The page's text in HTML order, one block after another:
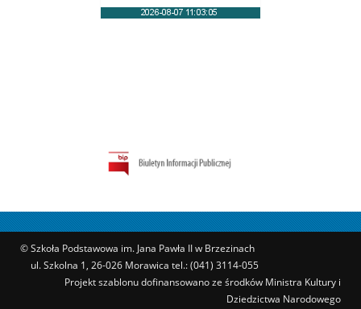
© Szkoła Podstawowa im. Jana Pawła II w Brzezinach
ul. Szkolna 1, 26-026 Morawica tel.: (041) 3114-055
Projekt szablonu dofinansowano ze środków Ministra Kultury i
Dziedzictwa Narodowego